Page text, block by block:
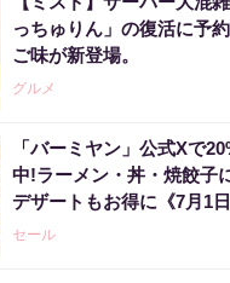
っちゅりん」の復活に予
ご味が新登場。
グルメ
「バーミヤン」公式Xで
中!ラーメン・丼・焼餃子
デザートもお得に《7月1日
セール